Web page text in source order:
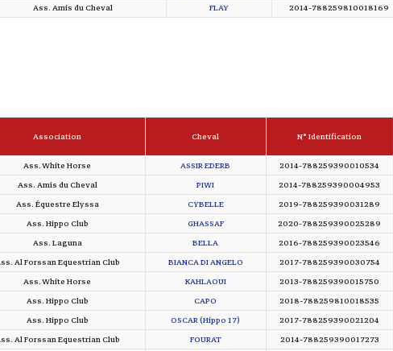
2014-788259810018169
FLAY
Ass. Amis du Cheval
N° Identification
Cheval
Association
2014-788259390010534
ASSIR EDERB
Ass. White Horse
2014-788259390004953
PIWI
Ass. Amis du Cheval
2019-788259390031289
CYBELLE
Ass. Équestre Elyssa
2020-788259390025289
GHASSAF
Ass. Hippo Club
2016-788259390023546
BELLA
Ass. Laguna
2017-788259390030754
BIANCA DI ANGELO
Al Forssan Equestrian Club
2013-788259390015750
KAHLAOUI
Ass. White Horse
2018-788259810018535
CAPO
Ass. Hippo Club
2017-788259390021204
OSCAR (Hippo 17)
Ass. Hippo Club
2014-788259390017273
FOURAT
Al Forssan Equestrian Club